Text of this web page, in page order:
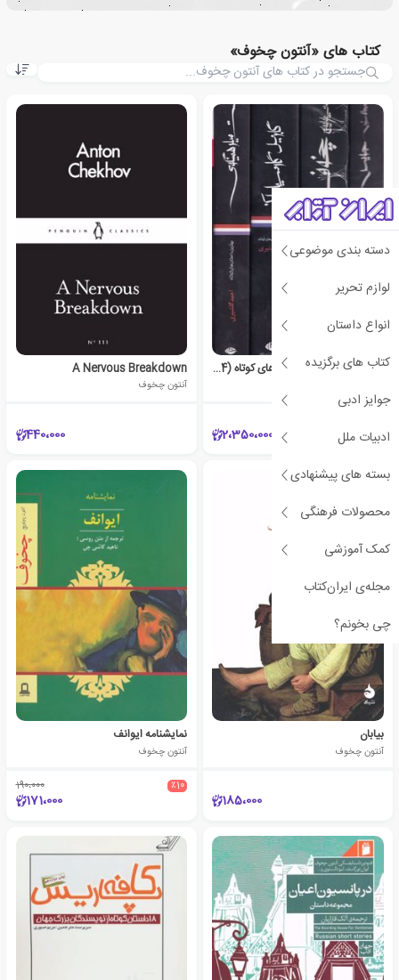
دسته بندی موضوعی
لوازم تحریر
انواع داستان
کتاب های برگزیده
جوایز ادبی
ادبیات ملل
بسته های پیشنهادی
محصولات فرهنگی
کمک آموزشی
مجله‌ی ایران‌کتاب
چی بخونم؟
کتاب های «آنتون چخوف»
مجموعه‌ی بهترین داستان‌های کوتاه (4 جلدی)
2،350،000
A Nervous Breakdown
آنتون چخوف
440،000
بیابان
آنتون چخوف
185،000
نمایشنامه ایوانف
آنتون چخوف
٪10 190،000
171،000